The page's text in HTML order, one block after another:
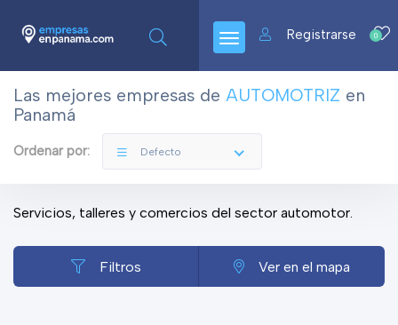
0
Registrarse
Las mejores empresas de AUTOMOTRIZ en
Panamá
Ordenar por: Defecto
Servicios, talleres y comercios del sector automotor.
Filtros Ver en el mapa